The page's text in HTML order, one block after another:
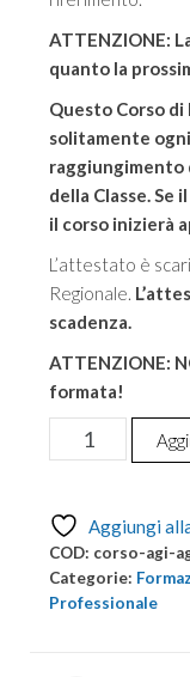
ATTENZIONE:
quanto la
Questo Corso di
solitamente
raggiungimento
della Classe. Se
il corso inizierà
L’attestato è
Regionale.
scadenza.
ATTENZIONE:
formata!
Corso
di
Professionale
AGI
Agente
di
Aggiungi
COD: corso-agi-
Categorie:
Professionale